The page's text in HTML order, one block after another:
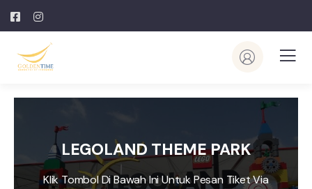
LEGOLAND THEME PARK
Klik Tombol Di Bawah Ini Untuk Pesan Tiket Via